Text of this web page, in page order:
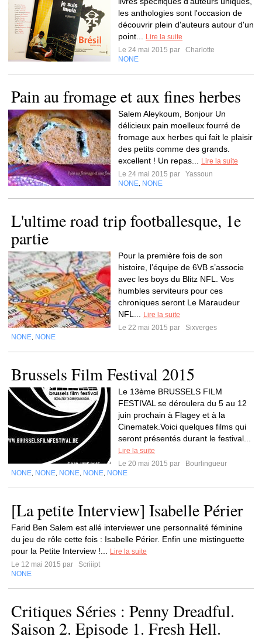
les anthologies sont l'occasion de
découvrir plein d'auteurs autour d'un
point...
Lire la suite
Le 24 mai 2015 par
Charlotte
NONE
Pain au fromage et aux fines herbes
Salem Aleykoum, Bonjour Un
délicieux pain moelleux fourré de
fromage aux herbes qui fait le plaisir
des petits comme des grands.
excellent ! Un repas...
Lire la suite
Le 24 mai 2015 par
Yassoun
NONE NONE
L'ultime road trip footballesque, 1e
partie
Pour la première fois de son
histoire, l’équipe de 6VB s’associe
avec les boys du Blitz NFL. Vos
humbles serviteurs pour ces
chroniques seront Le Maraudeur
NFL...
Lire la suite
Le 22 mai 2015 par
Sixverges
NONE NONE
Brussels Film Festival 2015
Le 13ème BRUSSELS FILM
FESTIVAL se déroulera du 5 au 12
juin prochain à Flagey et à la
Cinematek.Voici quelques films qui
seront présentés durant le festival...
Lire la suite
Le 20 mai 2015 par
Bourlingueur
NONE NONE NONE NONE NONE
[La petite Interview] Isabelle Périer
Farid Ben Salem est allé interviewer une personnalité féminine
du jeu de rôle cette fois : Isabelle Périer. Enfin une mistinguette
pour la Petite Interview !...
Lire la suite
Le 12 mai 2015 par
Scriiipt
NONE
Critiques Séries : Penny Dreadful.
Saison 2. Episode 1. Fresh Hell.